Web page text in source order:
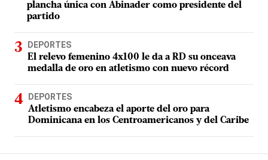
plancha única con Abinader como presidente del
partido
DEPORTES
El relevo femenino 4x100 le da a RD su onceava
medalla de oro en atletismo con nuevo récord
DEPORTES
Atletismo encabeza el aporte del oro para
Dominicana en los Centroamericanos y del Caribe